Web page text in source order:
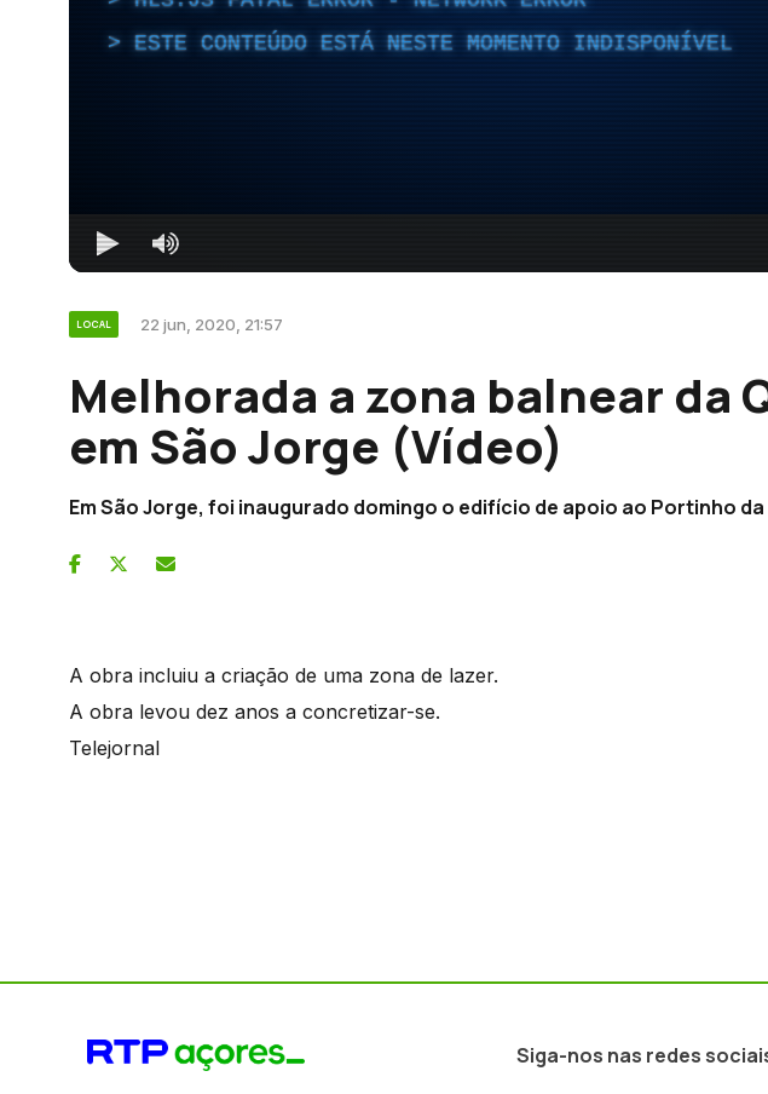
ESTE CONTEÚDO ESTÁ NESTE MOMENTO INDISPONÍVEL
LOCAL 22 jun, 2020, 21:57
Melhorada a zona balnear da
em São Jorge (Vídeo)
Em São Jorge, foi inaugurado domingo o edifício de apoio ao Portinho da
A obra incluiu a criação de uma zona de lazer.
A obra levou dez anos a concretizar-se.
Telejornal
Siga-nos nas redes